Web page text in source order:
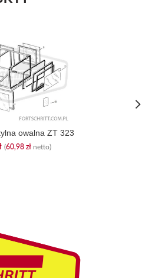
owalna ZT 323
(60,98 złnetto)